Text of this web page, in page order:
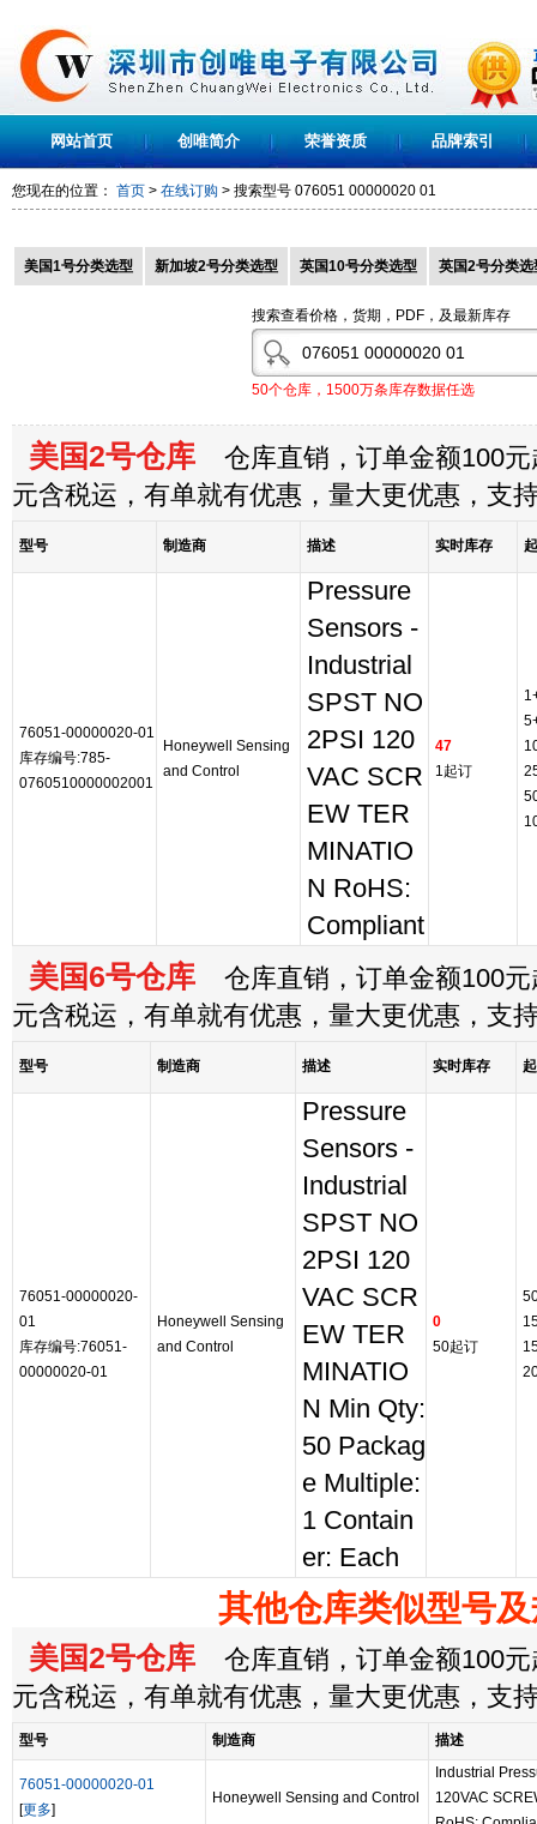
网站首页 创唯简介 荣誉资质 品牌索引
您现在的位置： 首页 > 在线订购 > 搜索型号 076051 00000020 01
美国1号分类选型 新加坡2号分类选型 英国10号分类选型 英国2号分类选
搜索查看价格，货期，PDF，及最新库存
50个仓库，1500万条库存数据任选
美国2号仓库 仓库直销，订单金额100元
元含税运，有单就有优惠，量大更优惠，支
型号 制造商 描述 实时库存
76051-00000020-01
库存编号:785-
0760510000002001
Honeywell Sensing
and Control
Pressure
Sensors -
Industrial
SPST NO
2PSI 120
VAC SCR
EW TER
MINATIO
N RoHS:
Compliant
47
1起订
美国6号仓库 仓库直销，订单金额100元
元含税运，有单就有优惠，量大更优惠，支
型号 制造商 描述 实时库存
76051-00000020-
01
库存编号:76051-
00000020-01
Honeywell Sensing
and Control
Pressure
Sensors -
Industrial
SPST NO
2PSI 120
VAC SCR
EW TER
MINATIO
N Min Qty:
50 Packag
e Multiple:
1 Contain
er: Each
0
50起订
其他仓库类似型号
美国2号仓库 仓库直销，订单金额100元
元含税运，有单就有优惠，量大更优惠，支
型号 制造商 描述
76051-00000020-01
[更多]
Honeywell Sensing and Control
Industrial
120VAC